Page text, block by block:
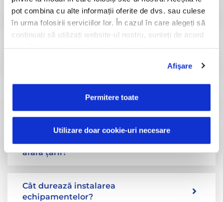
pot combina cu alte informații oferite de dvs. sau culese
în urma folosirii serviciilor lor. În cazul în care alegeți să
continuați să utilizați website-ul nostru, sunteți de acord
Afişare
Permitere toate
Utilizare doar cookie-uri necesare
Cât costă instalarea unui echipament
TrackGPS?
afara țării?
Cât durează instalarea
echipamentelor?